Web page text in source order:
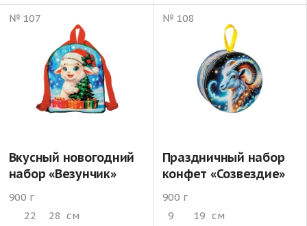
№ 107
Вкусный новогодний
набор «Везунчик»
900 г
22
28 см
№ 108
Праздничный набор
конфет «Созвездие»
900 г
9
19 см